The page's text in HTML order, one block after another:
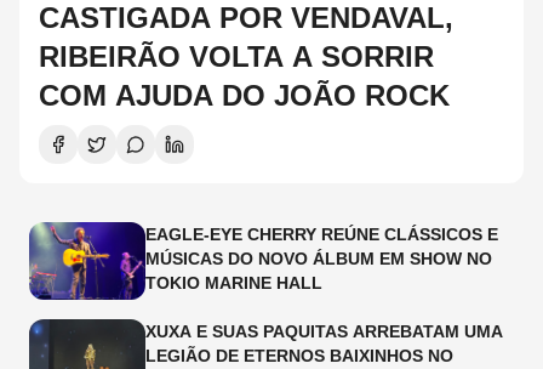
CASTIGADA POR VENDAVAL,
RIBEIRÃO VOLTA A SORRIR
COM AJUDA DO JOÃO ROCK
EAGLE-EYE CHERRY REÚNE CLÁSSICOS E
MÚSICAS DO NOVO ÁLBUM EM SHOW NO
TOKIO MARINE HALL
XUXA E SUAS PAQUITAS ARREBATAM UMA
LEGIÃO DE ETERNOS BAIXINHOS NO